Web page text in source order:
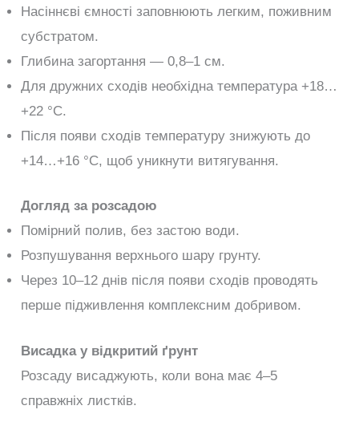
Насіннєві ємності заповнюють легким, поживним
субстратом.
Глибина загортання — 0,8–1 см.
Для дружних сходів необхідна температура +18…
+22 °C.
Після появи сходів температуру знижують до
+14…+16 °C, щоб уникнути витягування.
Догляд за розсадою
Помірний полив, без застою води.
Розпушування верхнього шару грунту.
Через 10–12 днів після появи сходів проводять
перше підживлення комплексним добривом.
Висадка у відкритий ґрунт
Розсаду висаджують, коли вона має 4–5
справжніх листків.